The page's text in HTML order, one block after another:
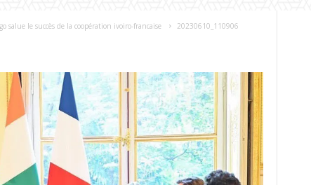
salue le succès de la coopération ivoiro-francaise 20230610_110906